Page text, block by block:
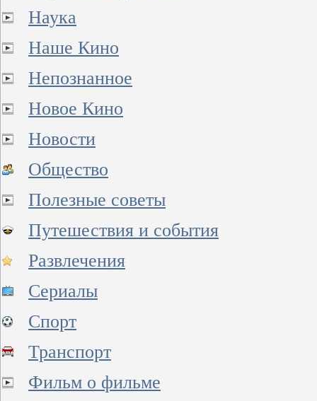
Наука
Наше Кино
Непознанное
Новое Кино
Новости
Общество
Полезные советы
Путешествия и события
Развлечения
Сериалы
Спорт
Транспорт
Фильм о фильме